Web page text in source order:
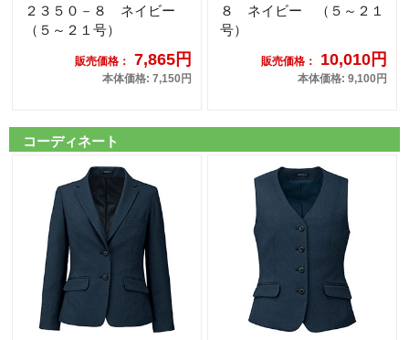
２３５０－８ ネイビー
（５～２１号）
販売価格： 7,865円
本体価格: 7,150円
８ ネイビー （５～２１
号）
販売価格： 10,010円
本体価格: 9,100円
コーディネート